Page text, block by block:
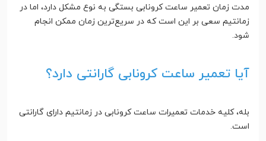
مدت زمان تعمیر ساعت کرونابی بستگی به نوع مشکل دارد، اما در
زمانتیم سعی بر این است که در سریع‌ترین زمان ممکن انجام
شود.
آیا تعمیر ساعت کرونابی گارانتی دارد؟
بله، کلیه خدمات تعمیرات ساعت کرونابی در زمانتیم دارای گارانتی
است.